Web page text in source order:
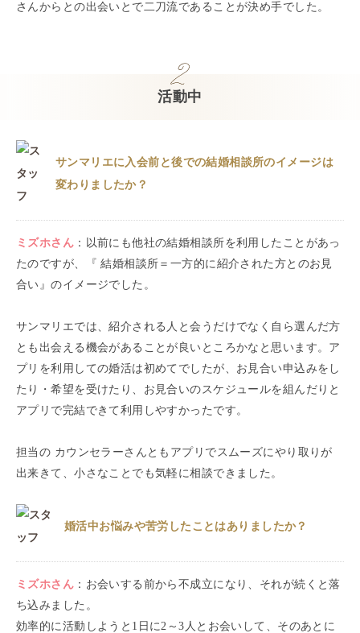
さんからとの出会いとで二刀流であることが決め手でした。
活動中
サンマリエに入会前と後での結婚相談所のイメージは
変わりましたか？
ミズホさん ： 以前にも他社の結婚相談所を利用したことがあっ
たのですが、『 結婚相談所＝一方的に紹介された方とのお見
合い』のイメージでした。
サンマリエでは、紹介される人と会うだけでなく自ら選んだ方
とも出会える機会があることが良いところかなと思います。ア
プリを利用しての婚活は初めてでしたが、お見合い申込みをし
たり・希望を受けたり、お見合いのスケジュールを組んだりと
アプリで完結できて利用しやすかったです。
担当の カウンセラーさんともアプリでスムーズにやり取りが
出来きて、小さなことでも気軽に相談できました。
婚活中お悩みや苦労したことはありましたか？
ミズホさん ： お会いする前から不成立になり、それが続くと落
ち込みました。
効率的に活動しようと1日に2～3人とお会いして、そのあとに